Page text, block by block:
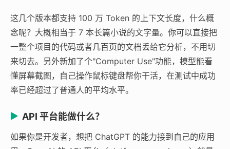
这几个版本都支持 100 万 Token 的上下文长度，什么概
念呢？大概相当于 7 本长篇小说的文字量。你可以直接把
一整个项目的代码或者几百页的文档丢给它分析，不用切
来切去。另外新加了个"Computer Use"功能，模型能看
懂屏幕截图，自己操作鼠标键盘帮你干活，在测试中成功
率已经超过了普通人的平均水平。
API 平台能做什么？
如果你是开发者，想把 ChatGPT 的能力接到自己的应用